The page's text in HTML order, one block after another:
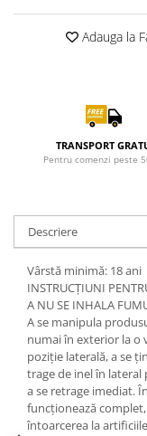
Adauga la
TRANSPORT
Pentru comenzi peste
Descriere
Vârstă minimă: 18 ani
INSTRUCȚIUNI
A NU SE INHALA
A se manipula
numai în exterior la o
poziție laterală, a se
trage de inel în lateral
a se retrage imediat.
funcționează
întoarcerea la